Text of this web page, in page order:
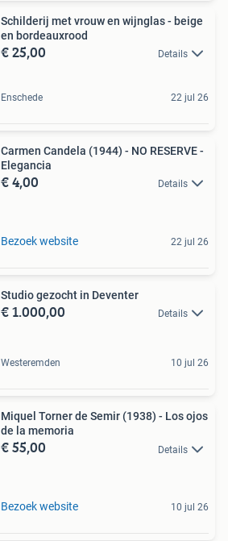
Schilderij met vrouw en wijnglas - beige
en bordeauxrood
€ 25,00 Details
Enschede 22 jul 26
Carmen Candela (1944) - NO RESERVE -
Elegancia
€ 4,00 Details
Bezoek website 22 jul 26
Studio gezocht in Deventer
€ 1.000,00 Details
Westeremden 10 jul 26
Miquel Torner de Semir (1938) - Los ojos
de la memoria
€ 55,00 Details
Bezoek website 10 jul 26